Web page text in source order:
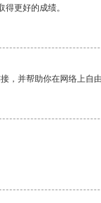
更好的成绩。
，并帮助你在网络上自由